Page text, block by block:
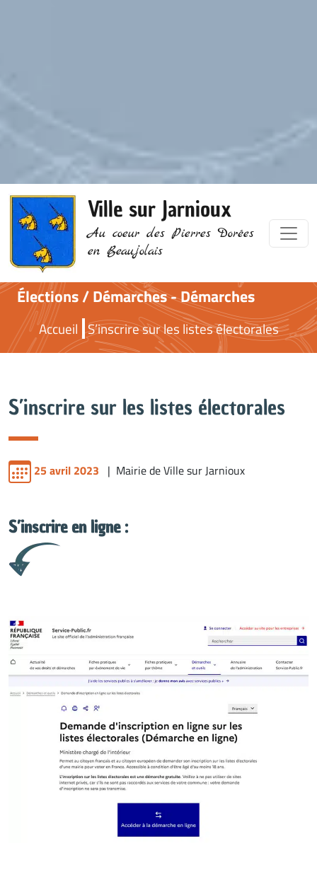
Ville sur Jarnioux
Au coeur des Pierres Dorées
en Beaujolais
Élections / Démarches - Démarches
Accueil S’inscrire sur les listes électorales
S’inscrire sur les listes électorales
25 avril 2023 | Mairie de Ville sur Jarnioux
S’inscrire en ligne :